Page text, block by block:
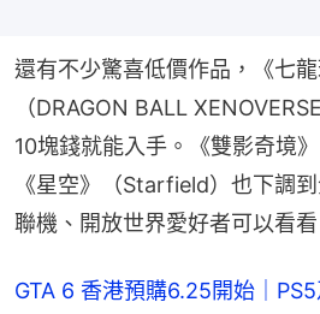
還有不少驚喜低價作品，《七龍
（DRAGON BALL
10塊錢就能入手。《雙影奇境
《星空》（Starfield）也下調
聯機、開放世界愛好者可以看看
GTA 6 香港預購6.25開始｜